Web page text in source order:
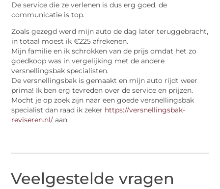
De service die ze verlenen is dus erg goed, de
communicatie is top.
Zoals gezegd werd mijn auto de dag later teruggebracht,
in totaal moest ik €225 afrekenen.
Mijn familie en ik schrokken van de prijs omdat het zo
goedkoop was in vergelijking met de andere
versnellingsbak specialisten.
De versnellingsbak is gemaakt en mijn auto rijdt weer
prima! Ik ben erg tevreden over de service en prijzen.
Mocht je op zoek zijn naar een goede versnellingsbak
specialist dan raad ik zeker https://versnellingsbak-
reviseren.nl/ aan.
Veelgestelde vragen